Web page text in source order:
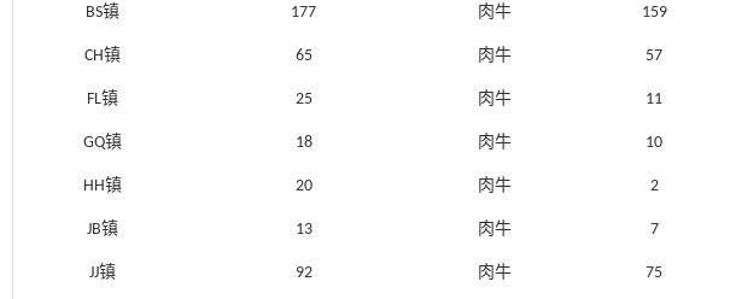
BS镇 177 肉牛 159
CH镇 65 肉牛 57
FL镇 25 肉牛 11
GQ镇 18 肉牛 10
HH镇 20 肉牛 2
JB镇 13 肉牛 7
JJ镇 92 肉牛 75